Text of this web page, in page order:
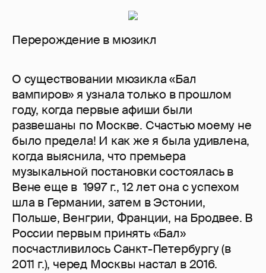
Перерождение в мюзикл
О существовании мюзикла «Бал
вампиров» я узнала только в прошлом
году, когда первые афиши были
развешаны по Москве. Счастью моему не
было предела! И как же я была удивлена,
когда выяснила, что премьера
музыкальной постановки состоялась в
Вене еще в 1997 г., 12 лет она с успехом
шла в Германии, затем в Эстонии,
Польше, Венгрии, Франции, на Бродвее. В
России первым принять «Бал»
посчастливилось Санкт-Петербургу (в
2011 г.), черед Москвы настал в 2016.